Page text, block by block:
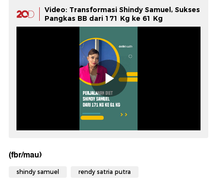
Video: Transformasi Shindy Samuel, Sukses
Pangkas BB dari 171 Kg ke 61 Kg
(fbr/mau)
shindy samuel rendy satria putra